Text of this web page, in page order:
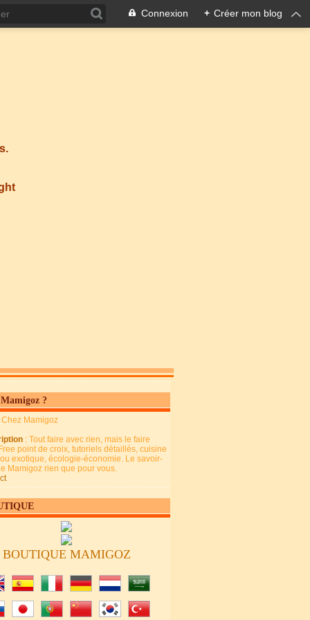
Connexion + Créer mon blog
?
Chez Mamigoz
: Tout faire avec rien, mais le faire
point de croix, tutoriels détaillés, cuisine
exotique, écologie-économie. Le savoir-
Mamigoz rien que pour vous.
BOUTIQUE MAMIGOZ